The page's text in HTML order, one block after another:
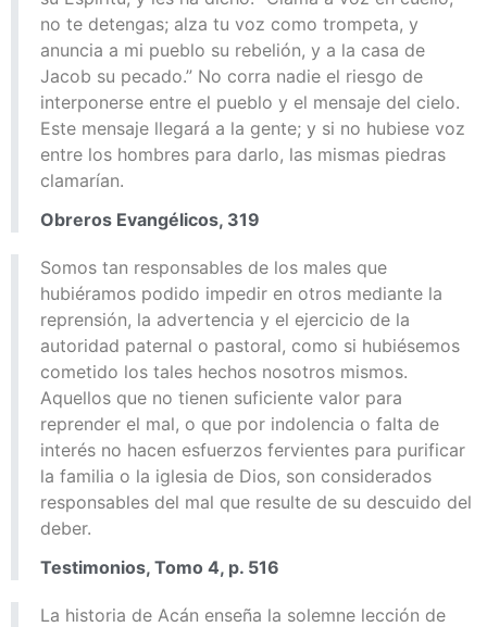
no te detengas; alza tu voz como trompeta, y
anuncia a mi pueblo su rebelión, y a la casa de
Jacob su pecado.” No corra nadie el riesgo de
interponerse entre el pueblo y el mensaje del cielo.
Este mensaje llegará a la gente; y si no hubiese voz
entre los hombres para darlo, las mismas piedras
clamarían.
Obreros Evangélicos, 319
Somos tan responsables de los males que
hubiéramos podido impedir en otros mediante la
reprensión, la advertencia y el ejercicio de la
autoridad paternal o pastoral, como si hubiésemos
cometido los tales hechos nosotros mismos.
Aquellos que no tienen suficiente valor para
reprender el mal, o que por indolencia o falta de
interés no hacen esfuerzos fervientes para purificar
la familia o la iglesia de Dios, son considerados
responsables del mal que resulte de su descuido del
deber.
Testimonios, Tomo 4, p. 516
La historia de Acán enseña la solemne lección de